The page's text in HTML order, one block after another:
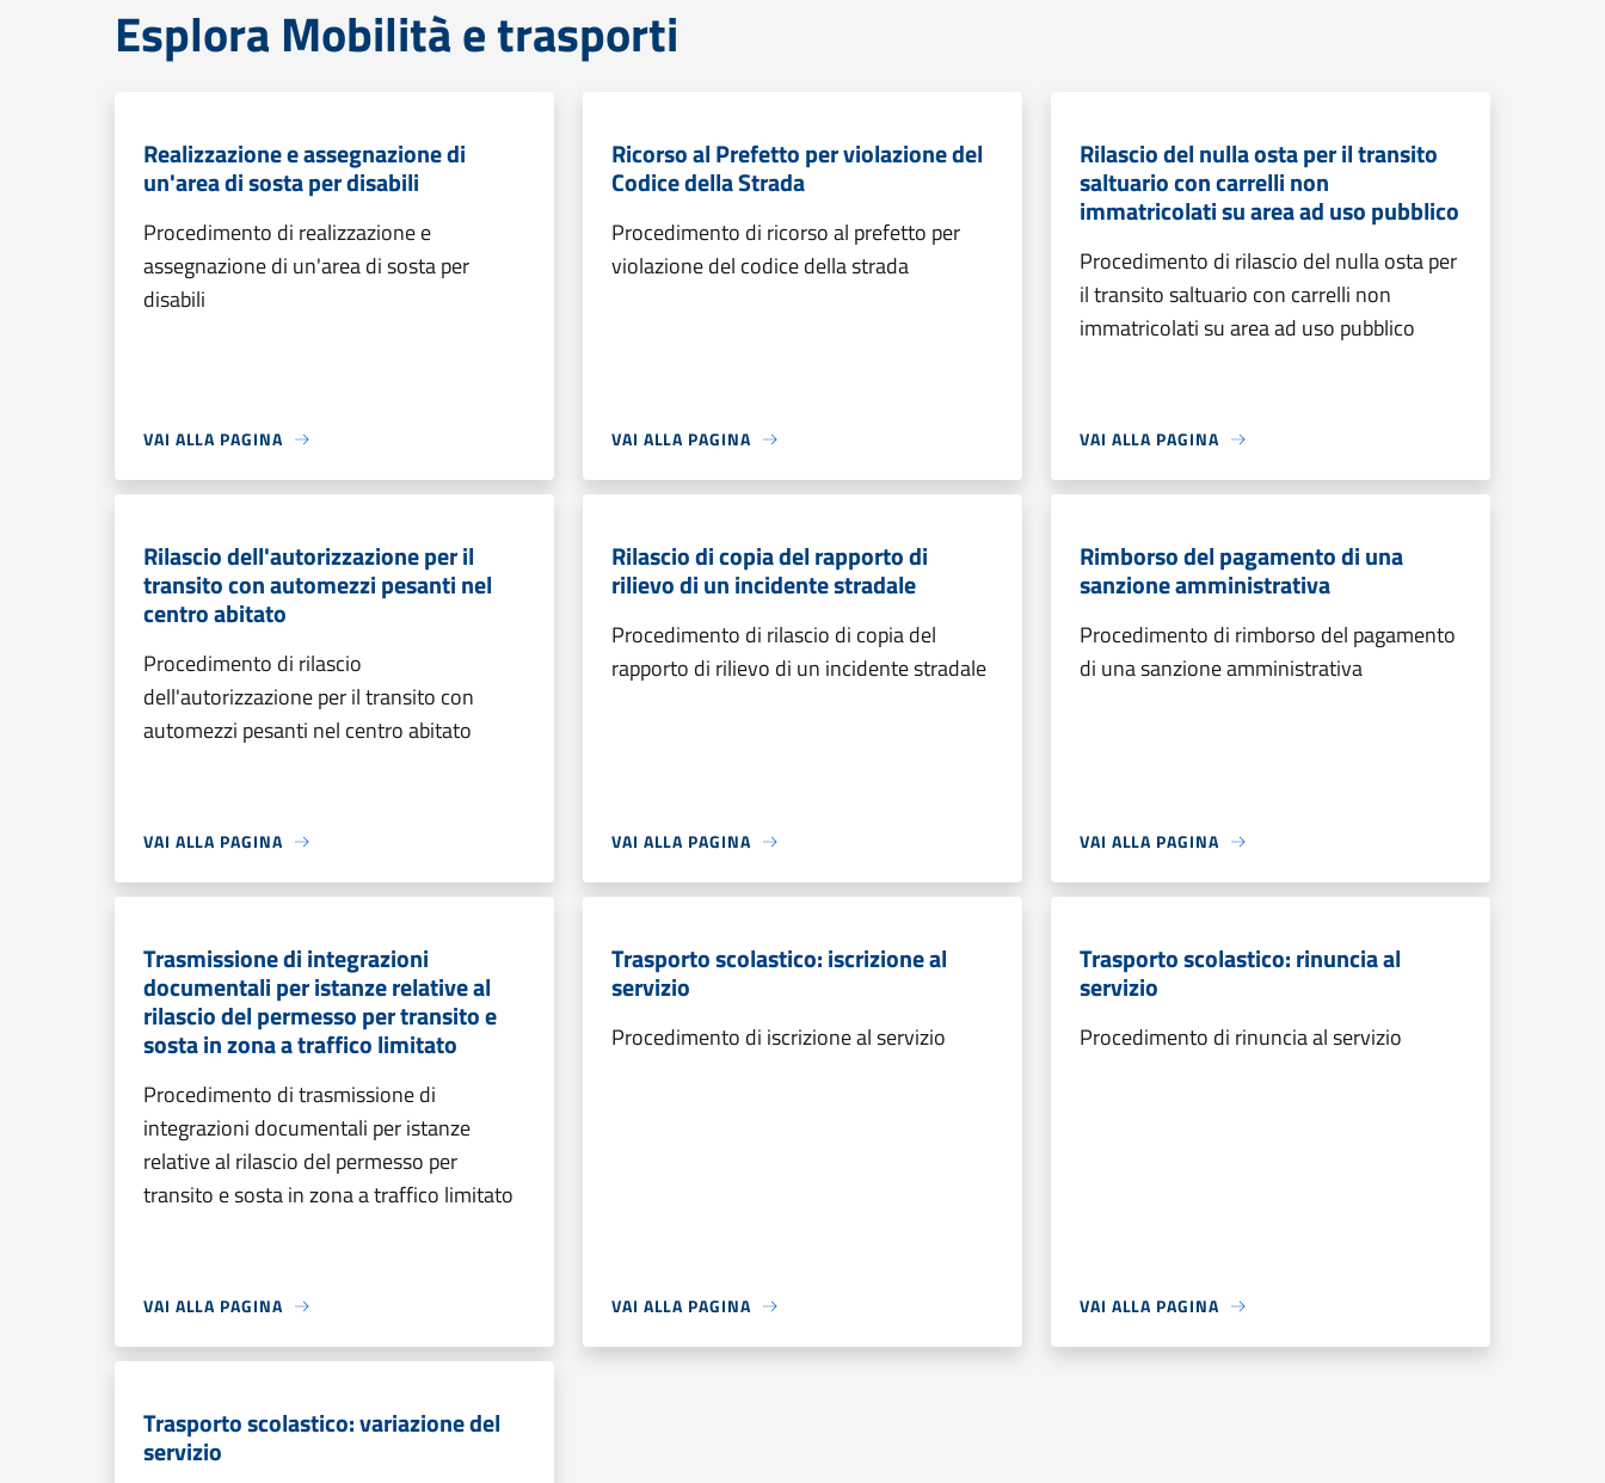
Esplora Mobilità e trasporti
Realizzazione e assegnazione di
un'area di sosta per disabili
Procedimento di realizzazione e
assegnazione di un'area di sosta per
disabili
VAI ALLA PAGINA
Ricorso al Prefetto per violazione del
Codice della Strada
Procedimento di ricorso al prefetto per
violazione del codice della strada
VAI ALLA PAGINA
Rilascio del nulla osta per il transito
saltuario con carrelli non
immatricolati su area ad uso pubblico
Procedimento di rilascio del nulla osta per
il transito saltuario con carrelli non
immatricolati su area ad uso pubblico
VAI ALLA PAGINA
Rilascio dell'autorizzazione per il
transito con automezzi pesanti nel
centro abitato
Procedimento di rilascio
dell'autorizzazione per il transito con
automezzi pesanti nel centro abitato
VAI ALLA PAGINA
Rilascio di copia del rapporto di
rilievo di un incidente stradale
Procedimento di rilascio di copia del
rapporto di rilievo di un incidente stradale
VAI ALLA PAGINA
Rimborso del pagamento di una
sanzione amministrativa
Procedimento di rimborso del pagamento
di una sanzione amministrativa
VAI ALLA PAGINA
Trasmissione di integrazioni
documentali per istanze relative al
rilascio del permesso per transito e
sosta in zona a traffico limitato
Procedimento di trasmissione di
integrazioni documentali per istanze
relative al rilascio del permesso per
transito e sosta in zona a traffico limitato
VAI ALLA PAGINA
Trasporto scolastico: iscrizione al
servizio
Procedimento di iscrizione al servizio
VAI ALLA PAGINA
Trasporto scolastico: rinuncia al
servizio
Procedimento di rinuncia al servizio
VAI ALLA PAGINA
Trasporto scolastico: variazione del
servizio